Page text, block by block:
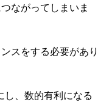
ながってしまいま
スをする必要があり
し、数的有利になる